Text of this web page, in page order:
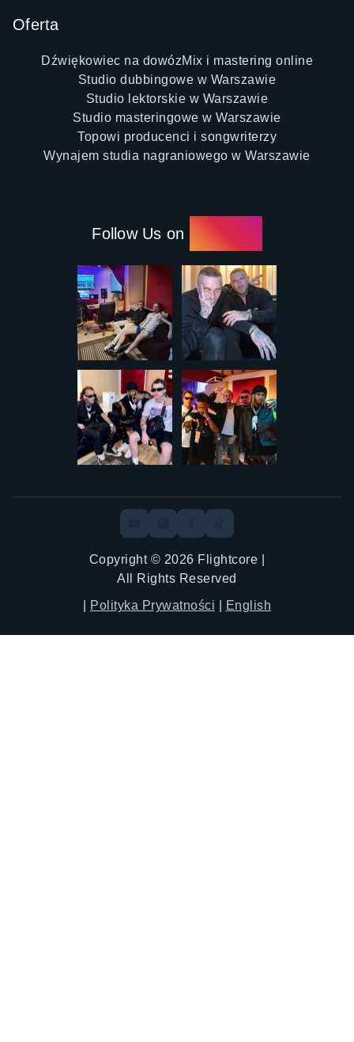
Oferta
Dźwiękowiec na dowózMix i mastering online
Studio dubbingowe w Warszawie
Studio lektorskie w Warszawie
Studio masteringowe w Warszawie
Topowi producenci i songwriterzy
Wynajem studia nagraniowego w Warszawie
Follow Us on Instagram
Copyright © 2026 Flightcore |
All Rights Reserved
Polityka Prywatności English